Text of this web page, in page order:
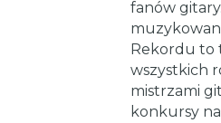
fanów
Rekordu to
wszystkich
mistrzami
konkursy